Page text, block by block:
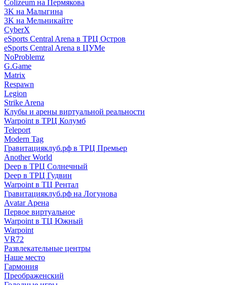
Colizeum на Пермякова
3K на Малыгина
3K на Мельникайте
CyberX
eSports Central Arena в ТРЦ Остров
eSports Central Arena в ЦУМе
NoProblemz
G.Game
Matrix
Respawn
Legion
Strike Arena
Клубы и арены виртуальной реальности
Warpoint в ТРЦ Колумб
Teleport
Modern Tag
Гравитацияклуб.рф в ТРЦ Премьер
Another World
Deep в ТРЦ Солнечный
Deep в ТРЦ Гудвин
Warpoint в ТЦ Рентал
Гравитацияклуб.рф на Логунова
Avatar Арена
Первое виртуальное
Warpoint в ТЦ Южный
Warpoint
VR72
Развлекательные центры
Наше место
Гармония
Преображенский